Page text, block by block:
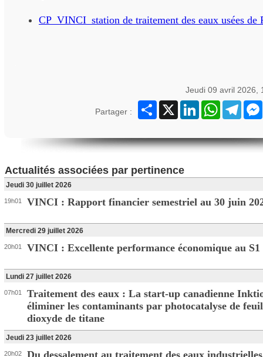
CP_VINCI_station de traitement des eaux usées de
Jeudi 09 avril 2026,
Partager :
Partager
X LinkedInWhatsApp
Actualités associées par pertinence
Jeudi 30 juillet 2026
19h01 VINCI : Rapport financier semestriel au 30 juin
Mercredi 29 juillet 2026
20h01 VINCI : Excellente performance économique au S1
Lundi 27 juillet 2026
07h01
Traitement des eaux : La start-up canadienne
éliminer les contaminants par photocatalyse de
dioxyde de titane
Jeudi 23 juillet 2026
20h02 Du dessalement au traitement des eaux